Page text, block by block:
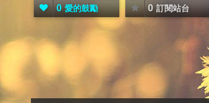
0 愛的鼓勵 0 訂閱站台